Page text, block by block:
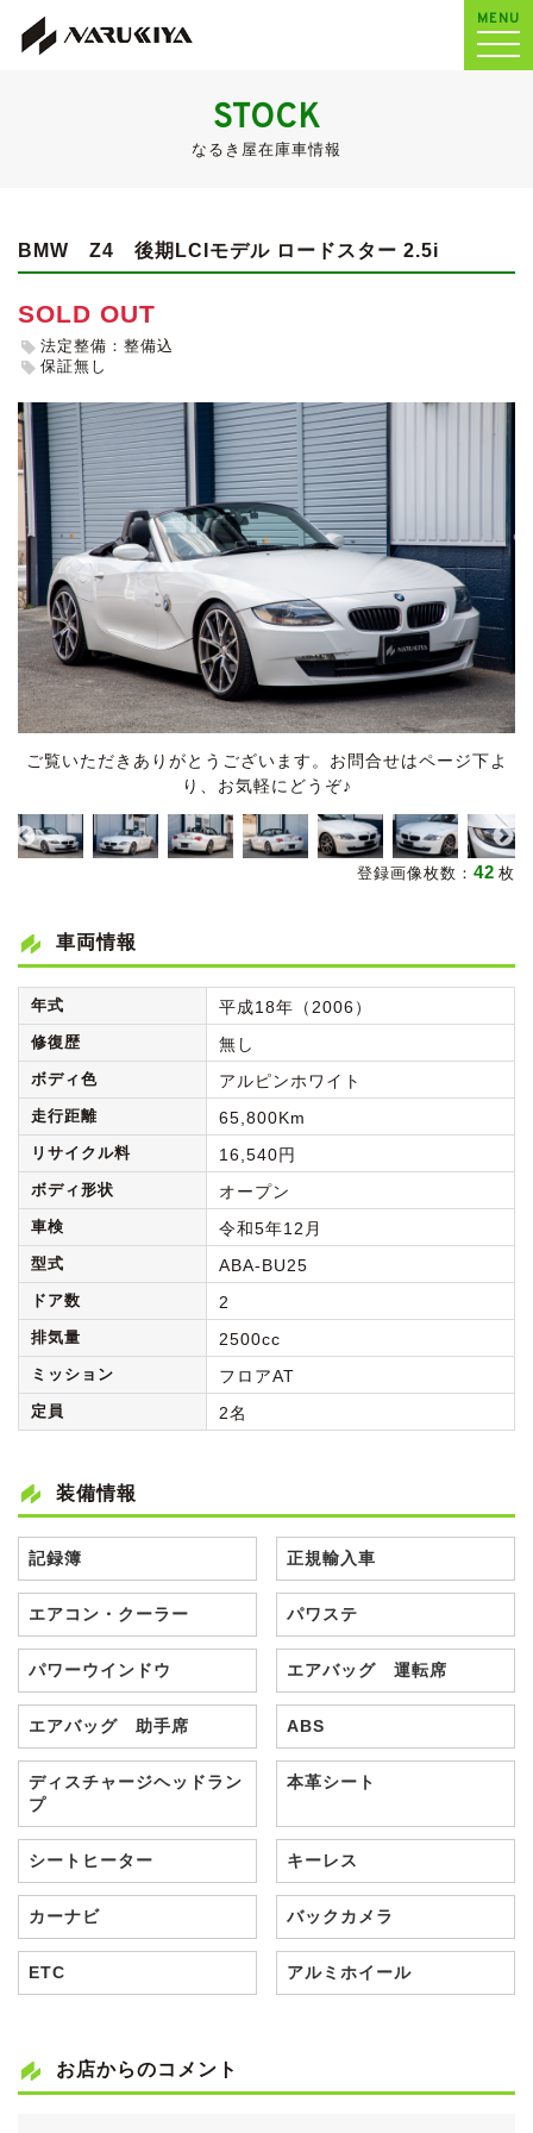
MENU
STOCK
なるき屋在庫車情報
BMW Z4 後期LCIモデル ロードスター 2.5i
SOLD OUT
法定整備：整備込
保証無し
ご覧いただきありがとうございます。お問合せはページ下よ
り、お気軽にどうぞ♪
登録画像枚数： 42 枚
車両情報
年式 平成18年（2006）
修復歴 無し
ボディ色 アルピンホワイト
走行距離 65,800Km
リサイクル料 16,540円
ボディ形状 オープン
車検 令和5年12月
型式 ABA-BU25
ドア数 2
排気量 2500cc
ミッション フロアAT
定員 2名
装備情報
記録簿 正規輸入車
エアコン・クーラー パワステ
パワーウインドウ エアバッグ 運転席
エアバッグ 助手席 ABS
ディスチャージヘッドラン
プ
本革シート
シートヒーター キーレス
カーナビ バックカメラ
ETC アルミホイール
お店からのコメント